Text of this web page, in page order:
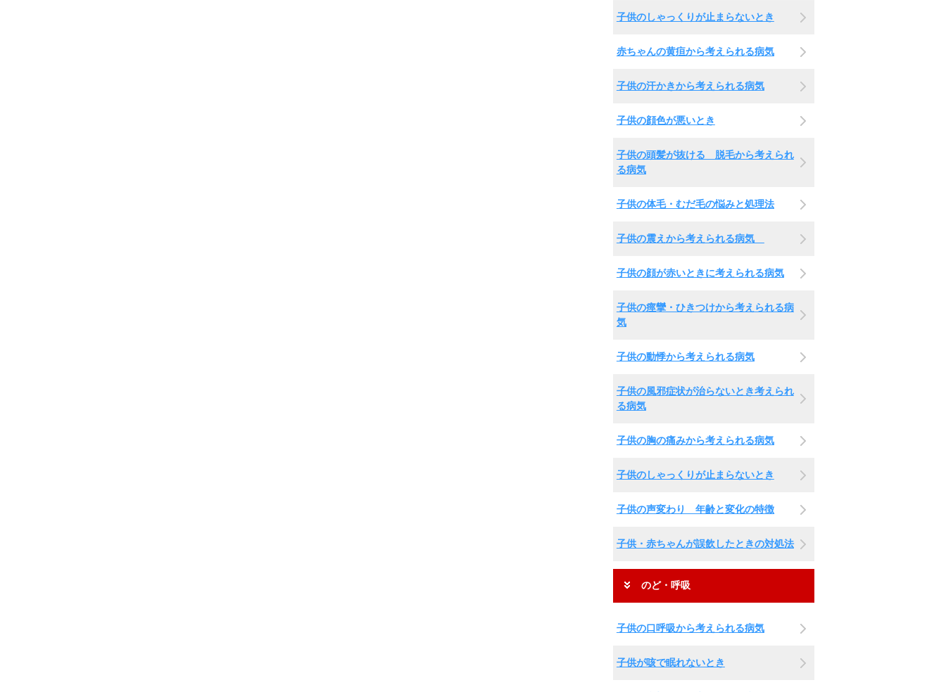
子供のしゃっくりが止まらないとき
赤ちゃんの黄疸から考えられる病気
子供の汗かきから考えられる病気
子供の顔色が悪いとき
子供の頭髪が抜ける 脱毛から考えられ
る病気
子供の体毛・むだ毛の悩みと処理法
子供の震えから考えられる病気
子供の顔が赤いときに考えられる病気
子供の痙攣・ひきつけから考えられる病
気
子供の動悸から考えられる病気
子供の風邪症状が治らないとき考えられ
る病気
子供の胸の痛みから考えられる病気
子供のしゃっくりが止まらないとき
子供の声変わり 年齢と変化の特徴
子供・赤ちゃんが誤飲したときの対処法
のど・呼吸
子供の口呼吸から考えられる病気
子供が咳で眠れないとき